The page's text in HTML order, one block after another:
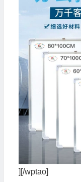
][/wptao]